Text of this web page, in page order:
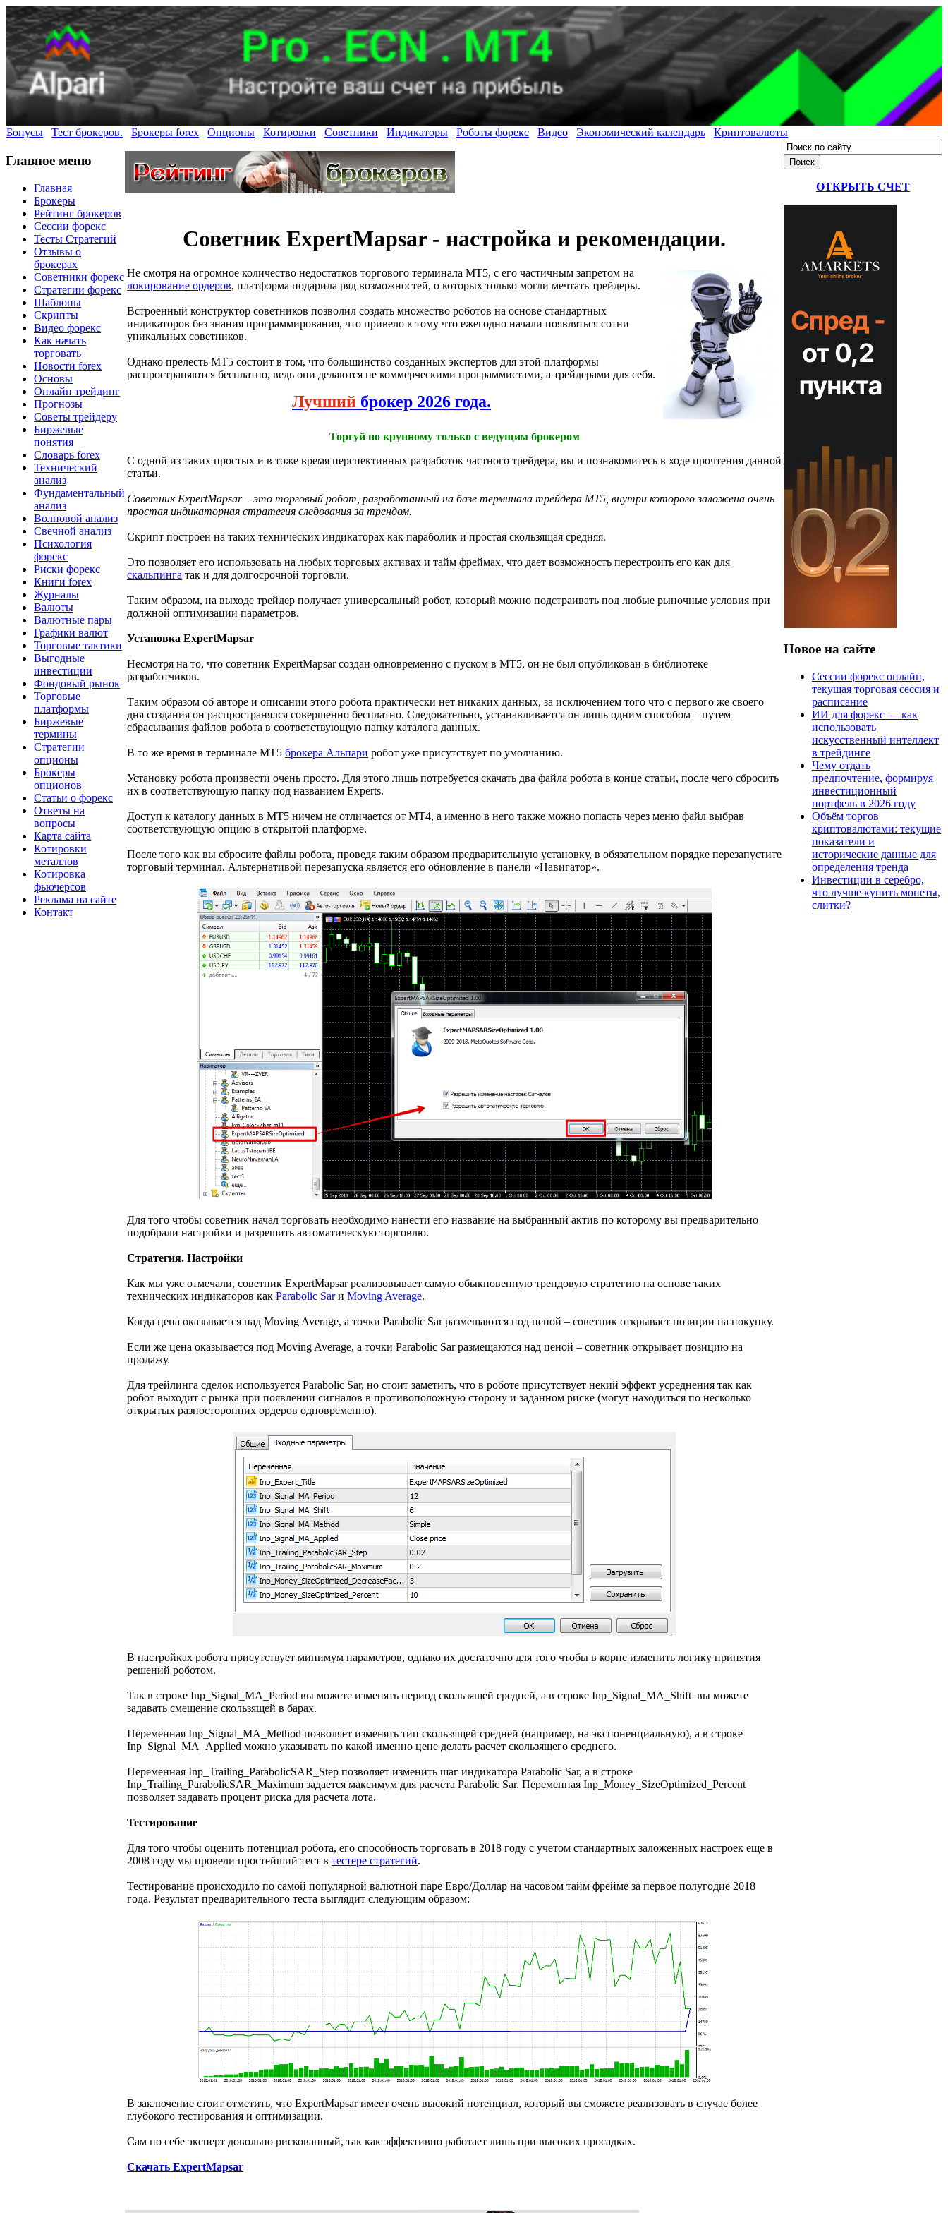
Бонусы Тест брокеров. Брокеры forex Опционы Котировки Советники Индикаторы Роботы форекс Видео Экономический календарь Криптовалюты
Главное меню
Главная
Брокеры
Рейтинг брокеров
Сессии форекс
Тесты Стратегий
Отзывы о
брокерах
Советники форекс
Стратегии форекс
Шаблоны
Скрипты
Видео форекс
Как начать
торговать
Новости forex
Основы
Онлайн трейдинг
Прогнозы
Советы трейдеру
Биржевые
понятия
Словарь forex
Технический
анализ
Фундаментальный
анализ
Волновой анализ
Свечной анализ
Психология
форекс
Риски форекс
Книги forex
Журналы
Валюты
Валютные пары
Графики валют
Торговые тактики
Выгодные
инвестиции
Фондовый рынок
Торговые
платформы
Биржевые
термины
Стратегии
опционы
Брокеры
опционов
Статьи о форекс
Ответы на
вопросы
Карта сайта
Котировки
металлов
Котировка
фьючерсов
Реклама на сайте
Контакт
Советник ExpertMapsar - настройка и рекомендации.
Не смотря на огромное количество недостатков торгового терминала МТ5, с его частичным запретом на
локирование ордеров, платформа подарила ряд возможностей, о которых только могли мечтать трейдеры.
Встроенный конструктор советников позволил создать множество роботов на основе стандартных
индикаторов без знания программирования, что привело к тому что ежегодно начали появляться сотни
уникальных советников.
Однако прелесть МТ5 состоит в том, что большинство созданных экспертов для этой платформы
распространяются бесплатно, ведь они делаются не коммерческими программистами, а трейдерами для себя.
Лучший брокер 2026 года.
Торгуй по крупному только с ведущим брокером
С одной из таких простых и в тоже время перспективных разработок частного трейдера, вы и познакомитесь в ходе прочтения данной
статьи.
Советник ExpertMapsar – это торговый робот, разработанный на базе терминала трейдера МТ5, внутри которого заложена очень
простая индикаторная стратегия следования за трендом.
Скрипт построен на таких технических индикаторах как параболик и простая скользящая средняя.
Это позволяет его использовать на любых торговых активах и тайм фреймах, что дает возможность перестроить его как для
скальпинга так и для долгосрочной торговли.
Таким образом, на выходе трейдер получает универсальный робот, который можно подстраивать под любые рыночные условия при
должной оптимизации параметров.
Установка ExpertMapsar
Несмотря на то, что советник ExpertMapsar создан одновременно с пуском в МТ5, он не был опубликован в библиотеке
разработчиков.
Таким образом об авторе и описании этого робота практически нет никаких данных, за исключением того что с первого же своего
дня создания он распространялся совершенно бесплатно. Следовательно, устанавливается он лишь одним способом – путем
сбрасывания файлов робота в соответствующую папку каталога данных.
В то же время в терминале МТ5 брокера Альпари робот уже присутствует по умолчанию.
Установку робота произвести очень просто. Для этого лишь потребуется скачать два файла робота в конце статьи, после чего сбросить
их в соответствующую папку под названием Experts.
Доступ к каталогу данных в МТ5 ничем не отличается от МТ4, а именно в него также можно попасть через меню файл выбрав
соответствующую опцию в открытой платформе.
После того как вы сбросите файлы робота, проведя таким образом предварительную установку, в обязательном порядке перезапустите
торговый терминал. Альтернативой перезапуска является его обновление в панели «Навигатор».
Для того чтобы советник начал торговать необходимо нанести его название на выбранный актив по которому вы предварительно
подобрали настройки и разрешить автоматическую торговлю.
Стратегия. Настройки
Как мы уже отмечали, советник ExpertMapsar реализовывает самую обыкновенную трендовую стратегию на основе таких
технических индикаторов как Parabolic Sarи Moving Average.
Когда цена оказывается над Moving Average, а точки Parabolic Sar размещаются под ценой – советник открывает позиции на покупку.
Если же цена оказывается под Moving Average, а точки Parabolic Sar размещаются над ценой – советник открывает позицию на
продажу.
Для трейлинга сделок используется Parabolic Sar, но стоит заметить, что в роботе присутствует некий эффект усреднения так как
робот выходит с рынка при появлении сигналов в противоположную сторону и заданном риске (могут находиться по несколько
открытых разносторонних ордеров одновременно).
В настройках робота присутствует минимум параметров, однако их достаточно для того чтобы в корне изменить логику принятия
решений роботом.
Так в строке Inp_Signal_MA_Period вы можете изменять период скользящей средней, а в строке Inp_Signal_MA_Shift вы можете
задавать смещение скользящей в барах.
Переменная Inp_Signal_MA_Method позволяет изменять тип скользящей средней (например, на экспоненциальную), а в строке
Inp_Signal_MA_Applied можно указывать по какой именно цене делать расчет скользящего среднего.
Переменная Inp_Trailing_ParabolicSAR_Step позволяет изменить шаг индикатора Parabolic Sar, а в строке
Inp_Trailing_ParabolicSAR_Maximum задается максимум для расчета Parabolic Sar. Переменная Inp_Money_SizeOptimized_Percent
позволяет задавать процент риска для расчета лота.
Тестирование
Для того чтобы оценить потенциал робота, его способность торговать в 2018 году с учетом стандартных заложенных настроек еще в
2008 году мы провели простейший тест в тестере стратегий.
Тестирование происходило по самой популярной валютной паре Евро/Доллар на часовом тайм фрейме за первое полугодие 2018
года. Результат предварительного теста выглядит следующим образом:
В заключение стоит отметить, что ExpertMapsar имеет очень высокий потенциал, который вы сможете реализовать в случае более
глубокого тестирования и оптимизации.
Сам по себе эксперт довольно рискованный, так как эффективно работает лишь при высоких просадках.
Скачать ExpertMapsar
ОТКРЫТЬ СЧЕТ
Новое на сайте
Сессии форекс онлайн,
текущая торговая сессия и
расписание
ИИ для форекс — как
использовать
искусственный интеллект
в трейдинге
Чему отдать
предпочтение, формируя
инвестиционный
портфель в 2026 году
Объём торгов
криптовалютами: текущие
показатели и
исторические данные для
определения тренда
Инвестиции в серебро,
что лучше купить монеты,
слитки?